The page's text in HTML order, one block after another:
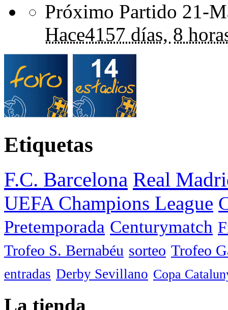
Próximo Partido 21-
Hace4157 días, 8
Etiquetas
F.C. Barcelona Real
UEFA Champions League
Pretemporada Centurymatch
Trofeo S. Bernabéu sorteo Trofeo
entradas Derby Sevillano Copa
La tienda